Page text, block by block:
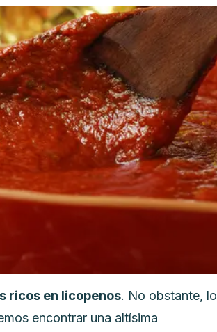
ricos en licopenos. No obstante, lo
encontrar una altísima